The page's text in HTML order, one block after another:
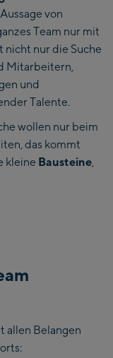
von
Team nur mit
nicht nur die Suche
Mitarbeitern,
und
Talente.
wollen nur beim
das kommt
kleine Bausteine,
allen Belangen